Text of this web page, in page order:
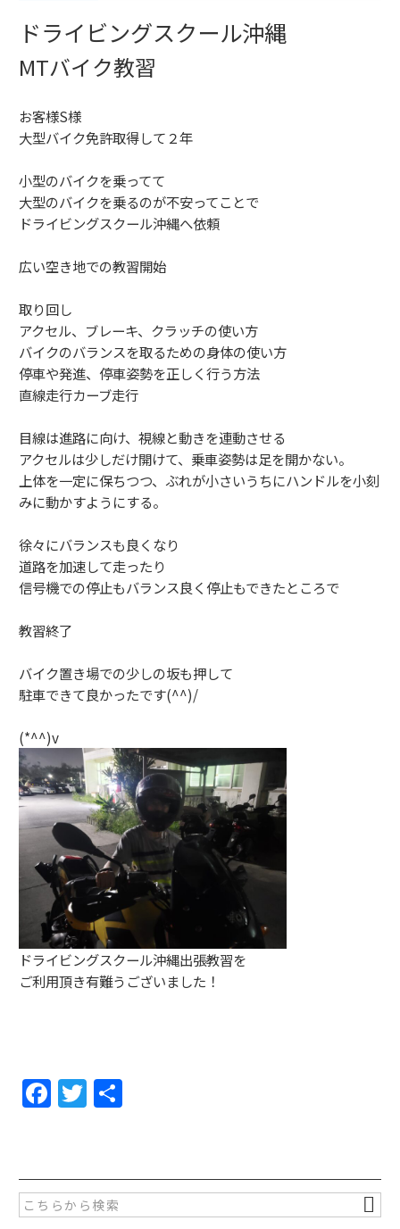
ドライビングスクール沖縄
MTバイク教習
お客様S様
大型バイク免許取得して２年
小型のバイクを乗ってて
大型のバイクを乗るのが不安ってことで
ドライビングスクール沖縄へ依頼
広い空き地での教習開始
取り回し
アクセル、ブレーキ、クラッチの使い方
バイクのバランスを取るための身体の使い方
停車や発進、 停車姿勢を正しく行う方法
直線走行カーブ走行
目線は進路に向け、 視線と動きを連動させる
アクセルは少しだけ開けて、 乗車姿勢は足を開かない。
上体を一定に保ちつつ、ぶれが小さいうちにハンドルを小刻
みに動かすようにする。
徐々にバランスも良くなり
道路を加速して走ったり
信号機での停止もバランス良く停止もできたところで
教習終了
バイク置き場での少しの坂も押して
駐車できて良かったです(^^)/
(*^^)v
ドライビングスクール沖縄出張教習を
ご利用頂き有難うございました！
F
a
e
b
T
w
er